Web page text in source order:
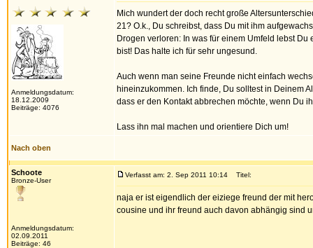
Anmeldungsdatum:
18.12.2009
Beiträge: 4076
Mich wundert der doch recht große
21? O.k., Du schreibst, dass Du mit ihm
Drogen verloren: In was für einem Umfeld lebst
bist! Das halte ich für sehr ungesund.
Auch wenn man seine Freunde nicht einfach
hineinzukommen. Ich finde, Du solltest in Deinem
dass er den Kontakt abbrechen möchte, wenn Du
Lass ihn mal machen und orientiere Dich um!
Nach oben
Schoote
Bronze-User
Anmeldungsdatum:
02.09.2011
Beiträge: 46
Verfasst am: 2. Sep 2011 10:14 Titel:
naja er ist eigendlich der eiziege freund der mit
cousine und ihr freund auch davon abhängig sind